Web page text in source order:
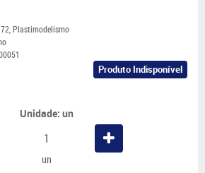
,Plastimodelismo
Produto Indisponível
Unidade: un
un